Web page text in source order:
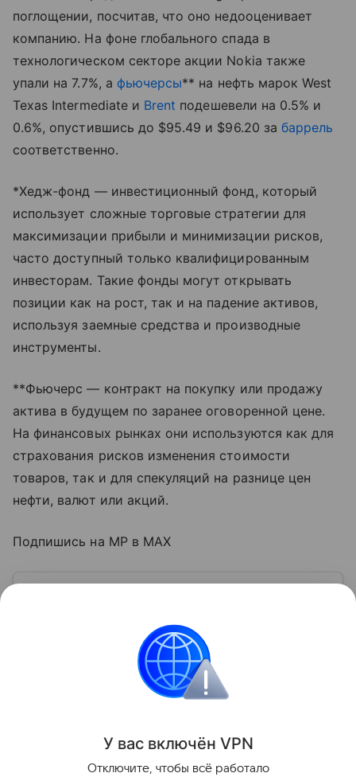
поглощении, посчитав, что оно недооценивает
компанию. На фоне глобального спада в
технологическом секторе акции Nokia также
упали на 7.7%, а фьючерсы** на нефть марок West
Texas Intermediate и Brent подешевели на 0.5% и
0.6%, опустившись до $95.49 и $96.20 за баррель
соответственно.
*Хедж-фонд — инвестиционный фонд, который
использует сложные торговые стратегии для
максимизации прибыли и минимизации рисков,
часто доступный только квалифицированным
инвесторам. Такие фонды могут открывать
позиции как на рост, так и на падение активов,
используя заемные средства и производные
инструменты.
**Фьючерс — контракт на покупку или продажу
актива в будущем по заранее оговоренной цене.
На финансовых рынках они используются как для
страхования рисков изменения стоимости
товаров, так и для спекуляций на разнице цен
нефти, валют или акций.
Подпишись на MP в MAX
инвестирования
В статье подробно расскажем о том, что такое
акции и как на них можно заработать.
Поделиться
У вас включён VPN
Отключите, чтобы всё работало